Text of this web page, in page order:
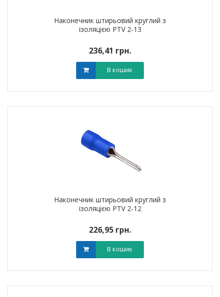
Наконечник штирьовий круглий з
ізоляцією PTV 2-13
236,41 грн.
В кошик
Наконечник штирьовий круглий з
ізоляцією PTV 2-12
226,95 грн.
В кошик